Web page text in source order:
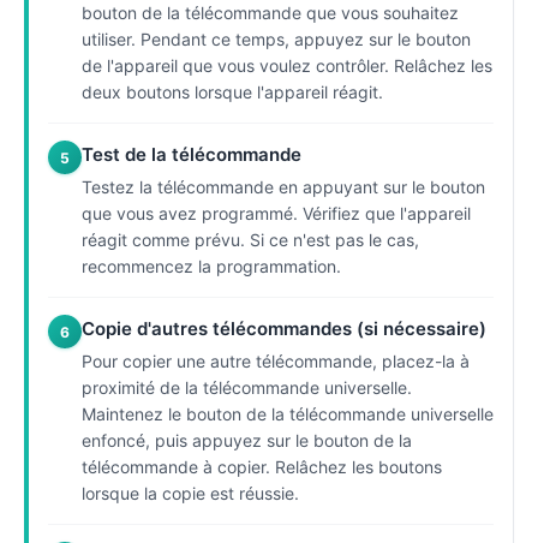
bouton de la télécommande que vous souhaitez
utiliser. Pendant ce temps, appuyez sur le bouton
de l'appareil que vous voulez contrôler. Relâchez les
deux boutons lorsque l'appareil réagit.
5 Test de la télécommande
Testez la télécommande en appuyant sur le bouton
que vous avez programmé. Vérifiez que l'appareil
réagit comme prévu. Si ce n'est pas le cas,
recommencez la programmation.
6 Copie d'autres télécommandes (si nécessaire)
Pour copier une autre télécommande, placez-la à
proximité de la télécommande universelle.
Maintenez le bouton de la télécommande universelle
enfoncé, puis appuyez sur le bouton de la
télécommande à copier. Relâchez les boutons
lorsque la copie est réussie.